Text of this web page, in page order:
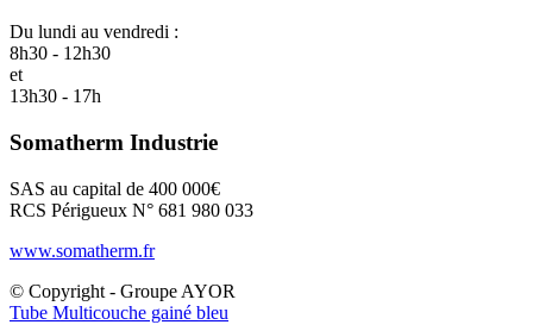
Du lundi au vendredi :
8h30 - 12h30
et
13h30 - 17h
Somatherm Industrie
SAS au capital de 400 000€
RCS Périgueux N° 681 980 033
www.somatherm.fr
© Copyright - Groupe AYOR
Tube Multicouche gainé bleu